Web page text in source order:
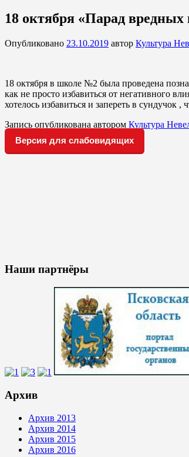
18 октября «Парад
Опубликовано 23.10.2019 автор Культура
18 октября в школе №2 была проведена
как не просто избавиться от негативного
хотелось избавиться и запереть в сундучок
Запись опубликована автором Культура
Версия для слабовидящих
Наши партнёры
Архив
Архив 2013
Архив 2014
Архив 2015
Архив 2016